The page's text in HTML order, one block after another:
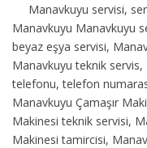
Manavkuyu servisi,
Manavkuyu Manavkuyu
beyaz eşya servisi,
Manavkuyu teknik
telefonu, telefon
Manavkuyu Çamaşır
Makinesi teknik servisi,
Makinesi tamircisi,